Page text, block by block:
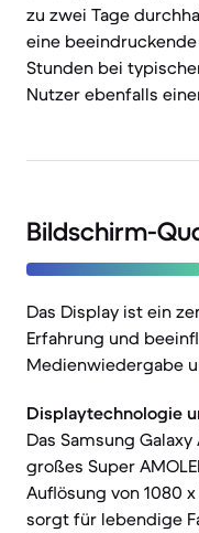
zu zwei Tage
eine
Stunden bei
Nutzer ebenfalls
Bildschirm-
Das Display ist ein
Erfahrung und
Medienwiedergabe
Displaytechnologie
Das Samsung
großes Super
Auflösung von 1080
sorgt für lebendige